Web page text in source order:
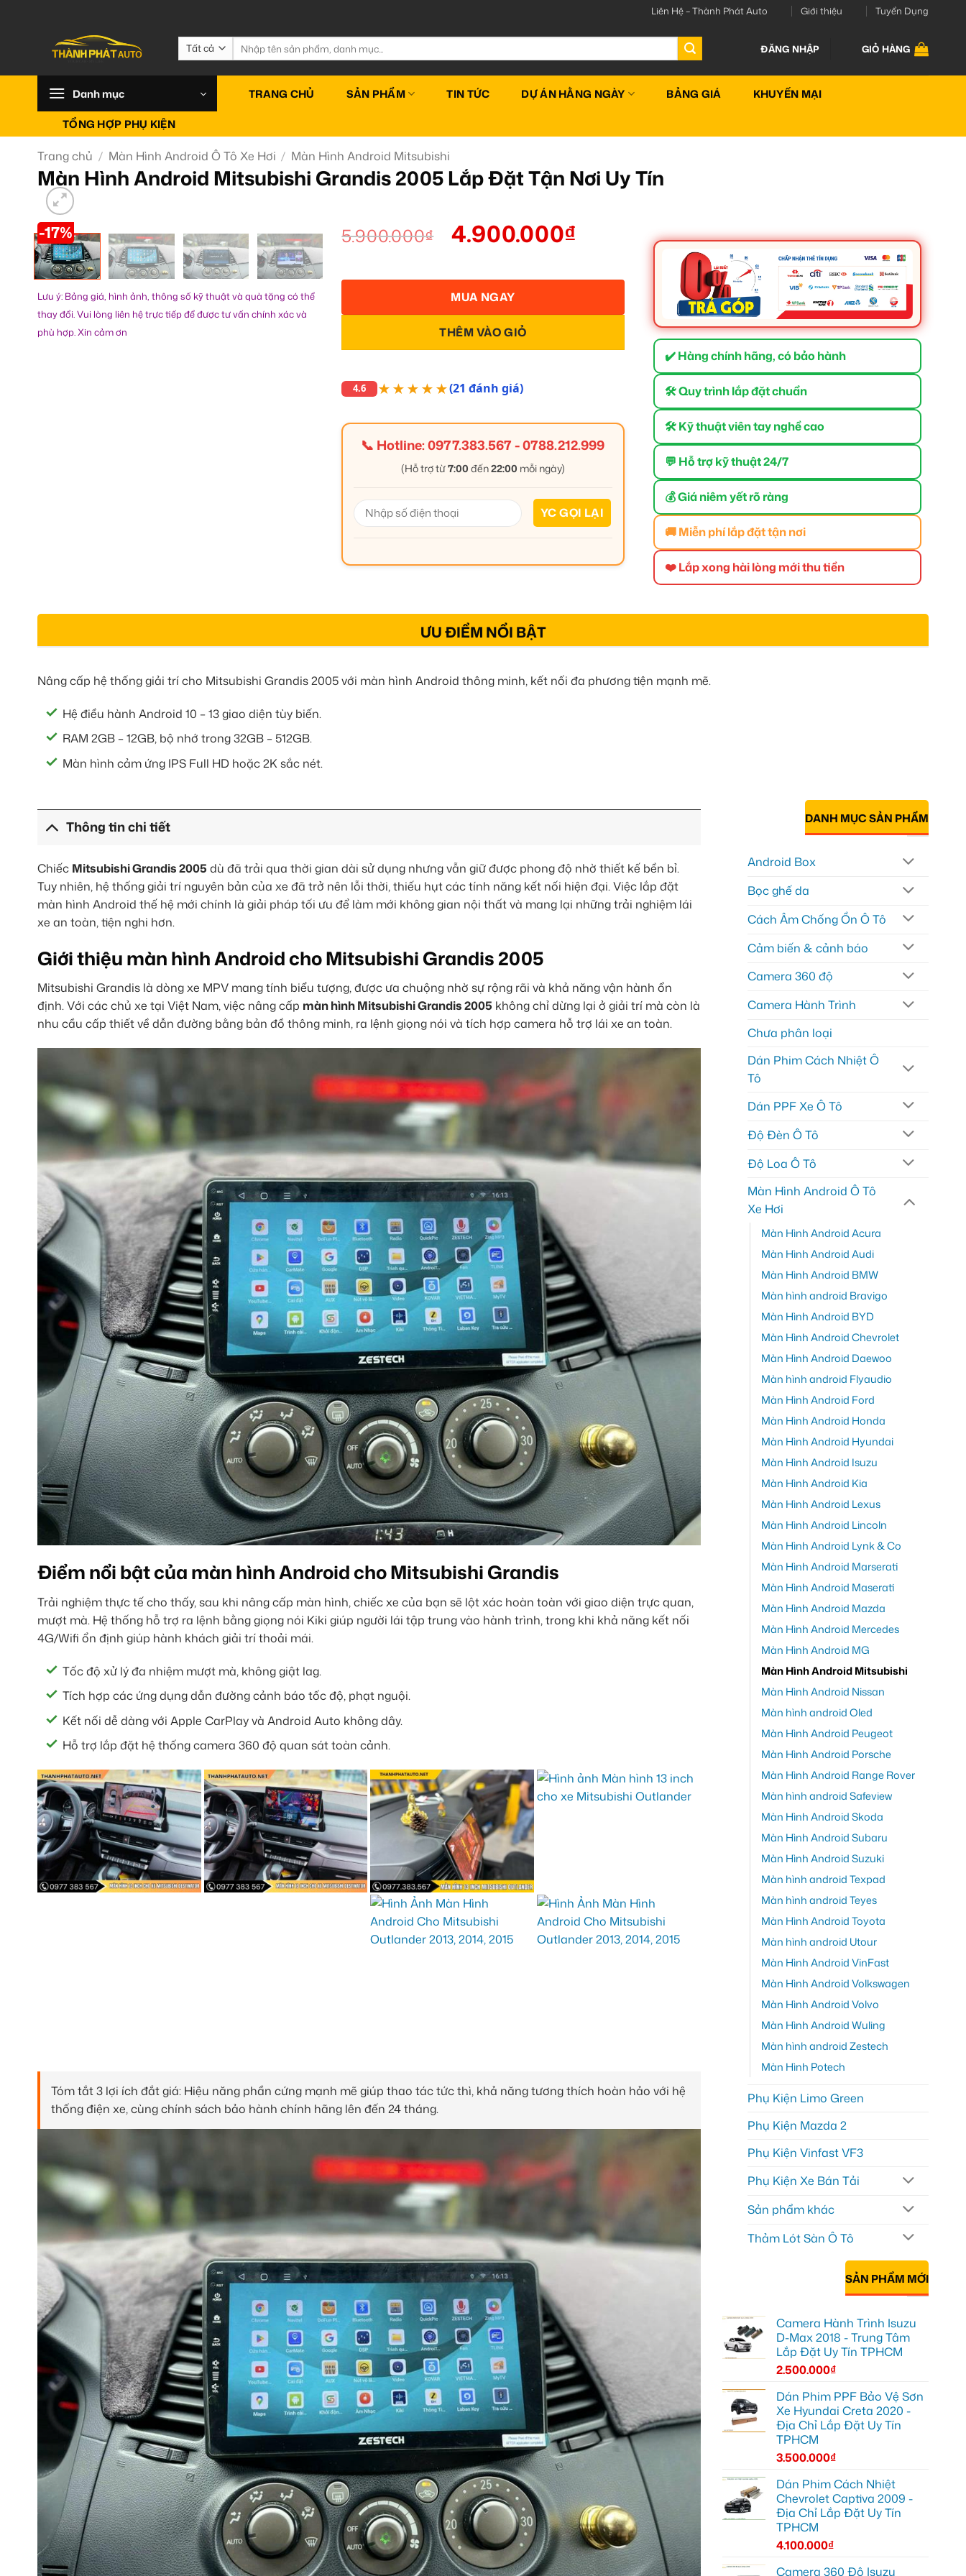
Liên Hệ – Thành Phát Auto Giới thiệu Tuyển Dụng
Tìm
kiếm:
ĐĂNG NHẬP GIỎ HÀNG
Danh mục TRANG CHỦ SẢN PHẨM TIN TỨC DỰ ÁN HẰNG NGÀY BẢNG GIÁ KHUYẾN MẠI
TỔNG HỢP PHỤ KIỆN
Trang chủ / Màn Hình Android Ô Tô Xe Hơi / Màn Hình Android Mitsubishi
Màn Hình Android Mitsubishi Grandis 2005 Lắp Đặt Tận Nơi Uy Tín
-17%
Lưu ý: Bảng giá, hình ảnh, thông số kỹ thuật và quà tặng có thể
thay đổi. Vui lòng liên hệ trực tiếp để được tư vấn chính xác và
phù hợp. Xin cảm ơn
5.900.000₫ 4.900.000₫
THÊM VÀO GIỎ
MUA NGAY
4.6 ★★★★★(21 đánh giá)
📞 Hotline:0977.383.567-0788.212.999
(Hỗ trợ từ7:00 đến22:00 mỗi ngày)
✔️ Hàng chính hãng, có bảo hành
🛠 Quy trình lắp đặt chuẩn
🛠 Kỹ thuật viên tay nghề cao
💬 Hỗ trợ kỹ thuật 24/7
💰 Giá niêm yết rõ ràng
🚚 Miễn phí lắp đặt tận nơi
❤️ Lắp xong hài lòng mới thu tiền
ƯU ĐIỂM NỔI BẬT
Nâng cấp hệ thống giải trí cho Mitsubishi Grandis 2005 với màn hình Android thông minh, kết nối đa phương tiện mạnh mẽ.
Hệ điều hành Android 10 – 13 giao diện tùy biến.
RAM 2GB – 12GB, bộ nhớ trong 32GB – 512GB.
Màn hình cảm ứng IPS Full HD hoặc 2K sắc nét.
Thông tin chi tiết
Chiếc Mitsubishi Grandis 2005 dù đã trải qua thời gian dài sử dụng nhưng vẫn giữ được phong độ nhờ thiết kế bền bỉ.
Tuy nhiên, hệ thống giải trí nguyên bản của xe đã trở nên lỗi thời, thiếu hụt các tính năng kết nối hiện đại. Việc lắp đặt
màn hình Android thế hệ mới chính là giải pháp tối ưu để làm mới không gian nội thất và mang lại những trải nghiệm lái
xe an toàn, tiện nghi hơn.
Giới thiệu màn hình Android cho Mitsubishi Grandis 2005
Mitsubishi Grandis là dòng xe MPV mang tính biểu tượng, được ưa chuộng nhờ sự rộng rãi và khả năng vận hành ổn
định. Với các chủ xe tại Việt Nam, việc nâng cấp màn hình Mitsubishi Grandis 2005 không chỉ dừng lại ở giải trí mà còn là
nhu cầu cấp thiết về dẫn đường bằng bản đồ thông minh, ra lệnh giọng nói và tích hợp camera hỗ trợ lái xe an toàn.
Điểm nổi bật của màn hình Android cho Mitsubishi Grandis
Trải nghiệm thực tế cho thấy, sau khi nâng cấp màn hình, chiếc xe của bạn sẽ lột xác hoàn toàn với giao diện trực quan,
mượt mà. Hệ thống hỗ trợ ra lệnh bằng giọng nói Kiki giúp người lái tập trung vào hành trình, trong khi khả năng kết nối
4G/Wifi ổn định giúp hành khách giải trí thoải mái.
Tốc độ xử lý đa nhiệm mượt mà, không giật lag.
Tích hợp các ứng dụng dẫn đường cảnh báo tốc độ, phạt nguội.
Kết nối dễ dàng với Apple CarPlay và Android Auto không dây.
Hỗ trợ lắp đặt hệ thống camera 360 độ quan sát toàn cảnh.
Tóm tắt 3 lợi ích đắt giá: Hiệu năng phần cứng mạnh mẽ giúp thao tác tức thì, khả năng tương thích hoàn hảo với hệ
thống điện xe, cùng chính sách bảo hành chính hãng lên đến 24 tháng.
DANH MỤC SẢN PHẨM
Android Box
Bọc ghế da
Cách Âm Chống Ồn Ô Tô
Cảm biến & cảnh báo
Camera 360 độ
Camera Hành Trình
Chưa phân loại
Dán Phim Cách Nhiệt Ô
Tô
Dán PPF Xe Ô Tô
Độ Đèn Ô Tô
Độ Loa Ô Tô
Màn Hình Android Ô Tô
Xe Hơi
Màn Hình Android Acura
Màn Hình Android Audi
Màn Hình Android BMW
Màn hình android Bravigo
Màn Hình Android BYD
Màn Hình Android Chevrolet
Màn Hình Android Daewoo
Màn hình android Flyaudio
Màn Hình Android Ford
Màn Hình Android Honda
Màn Hình Android Hyundai
Màn Hình Android Isuzu
Màn Hình Android Kia
Màn Hình Android Lexus
Màn Hình Android Lincoln
Màn Hình Android Lynk & Co
Màn Hình Android Marserati
Màn Hình Android Maserati
Màn Hình Android Mazda
Màn Hình Android Mercedes
Màn Hình Android MG
Màn Hình Android Mitsubishi
Màn Hình Android Nissan
Màn hình android Oled
Màn Hình Android Peugeot
Màn Hình Android Porsche
Màn Hình Android Range Rover
Màn hình android Safeview
Màn Hình Android Skoda
Màn Hình Android Subaru
Màn Hình Android Suzuki
Màn hình android Texpad
Màn hình android Teyes
Màn Hình Android Toyota
Màn hình android Utour
Màn Hình Android VinFast
Màn Hình Android Volkswagen
Màn Hình Android Volvo
Màn Hình Android Wuling
Màn hình android Zestech
Màn Hình Potech
Phụ Kiện Limo Green
Phụ Kiện Mazda 2
Phụ Kiện Vinfast VF3
Phụ Kiện Xe Bán Tải
Sản phẩm khác
Thảm Lót Sàn Ô Tô
SẢN PHẨM MỚI
Camera Hành Trình Isuzu
D-Max 2018 - Trung Tâm
Lắp Đặt Uy Tín TPHCM
2.500.000₫
Dán Phim PPF Bảo Vệ Sơn
Xe Hyundai Creta 2020 -
Địa Chỉ Lắp Đặt Uy Tín
TPHCM
3.500.000₫
Dán Phim Cách Nhiệt
Chevrolet Captiva 2009 -
Địa Chỉ Lắp Đặt Uy Tín
TPHCM
4.100.000₫
Camera 360 Độ Isuzu